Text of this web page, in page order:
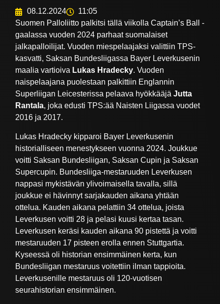
08.12.2024
11:05
Suomen Palloliitto palkitsi tällä viikolla Captain’s Ball -
gaalassa vuoden 2024 parhaat suomalaiset
jalkapalloilijat. Vuoden miespelaajaksi valittiin TPS-
kasvatti, Saksan Bundesliigassa Bayer Leverkusenin
maalia vartioiva Lukas Hradecky. Vuoden
naispelaajana puolestaan palkittiin Englannin
Superliigan Leicesterissa pelaava hyökkääjäJutta
Rantala, joka edusti TPS:ää Naisten Liigassa vuodet
2016 ja 2017.
Lukas Hradecky kipparoi Bayer Leverkusenin
historialliseen menestykseen vuonna 2024. Joukkue
voitti Saksan Bundesliigan, Saksan Cupin ja Saksan
Supercupin. Bundesliiga-mestaruuden Leverkusen
nappasi mykistävän ylivoimaisella tavalla, sillä
joukkue ei hävinnyt sarjakauden aikana yhtään
ottelua. Kauden aikana pelattiin 34 ottelua, joista
Leverkusen voitti 28 ja pelasi kuusi kertaa tasan.
Leverkusen keräsi kauden aikana 90 pistettä ja voitti
mestaruuden 17 pisteen erolla ennen Stuttgartia.
Kyseessä oli historian ensimmäinen kerta, kun
Bundesliigan mestaruus voitettiin ilman tappioita.
Leverkusenille mestaruus oli 120-vuotisen
seurahistorian ensimmäinen.